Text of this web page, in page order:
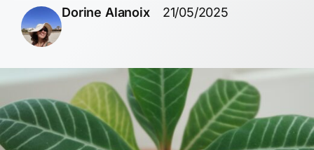
Dorine Alanoix 21/05/2025